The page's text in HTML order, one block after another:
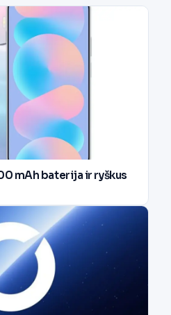
mAh baterija ir ryškus